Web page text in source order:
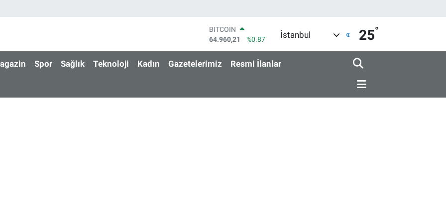
BITCOIN
64.960,21
%0.87
47,7436
%0.18
EURO
64,4811
%0.38
İstanbul 25°
Spor Sağlık Teknoloji Kadın Gazetelerimiz Resmi İlanlar